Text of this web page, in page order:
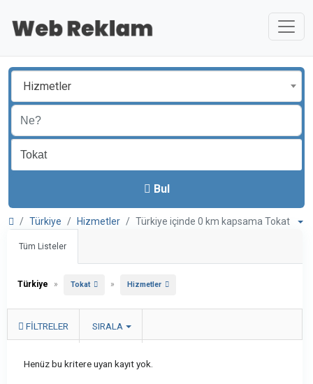
Hizmetler
Bul
Türkiye Hizmetler Türkiye içinde 0 km kapsama Tokat
Tüm Listeler
Türkiye » Tokat » Hizmetler
FILTRELER SIRALA
Henüz bu kritere uyan kayıt yok.